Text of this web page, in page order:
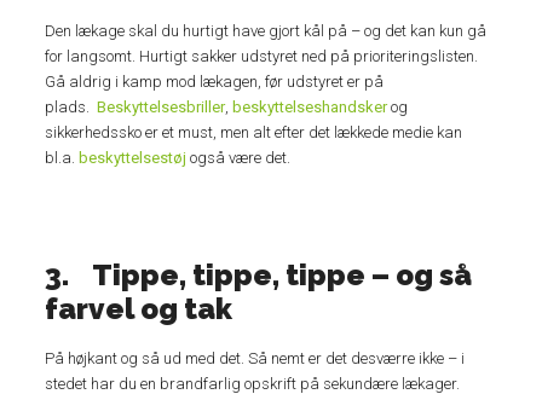
Den lækage skal du hurtigt have gjort kål på – og det kan kun gå
for langsomt. Hurtigt sakker udstyret ned på prioriteringslisten.
Gå aldrig i kamp mod lækagen, før udstyret er på
plads.Beskyttelsesbriller,beskyttelseshandskerog
sikkerhedssko er et must, men alt efter det lækkede medie kan
bl.a.beskyttelsestøj også være det.
3. Tippe, tippe, tippe – og så
farvel og tak
På højkant og så ud med det. Så nemt er det desværre ikke – i
stedet har du en brandfarlig opskrift på sekundære lækager.